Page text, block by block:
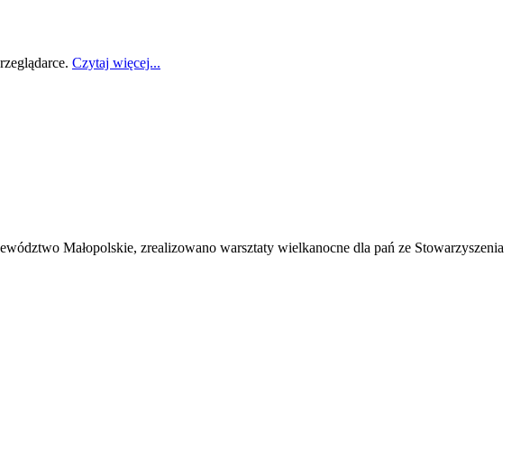
Czytaj więcej...
Małopolskie, zrealizowano warsztaty wielkanocne dla pań ze Stowarzyszenia